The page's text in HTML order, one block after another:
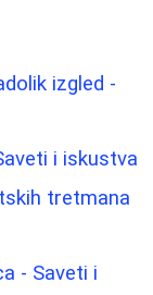
izgled -
i iskustva
tretmana
- Saveti i